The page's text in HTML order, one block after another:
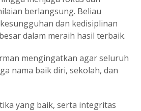
berlangsung. Beliau
dan kedisiplinan
dalam meraih hasil terbaik.
mengingatkan agar seluruh
nama baik diri, sekolah, dan
yang baik, serta integritas